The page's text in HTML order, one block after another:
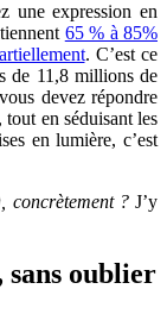
une expression en
65 % à 85%
. C’est ce
de 11,8 millions de
devez répondre
tout en séduisant les
en lumière, c’est
concrètement ?J’y
sans oublier